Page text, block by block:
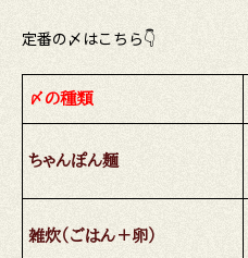
定番の〆はこちら👇
〆の種類
ちゃんぽん麺
雑炊（ごはん＋卵）